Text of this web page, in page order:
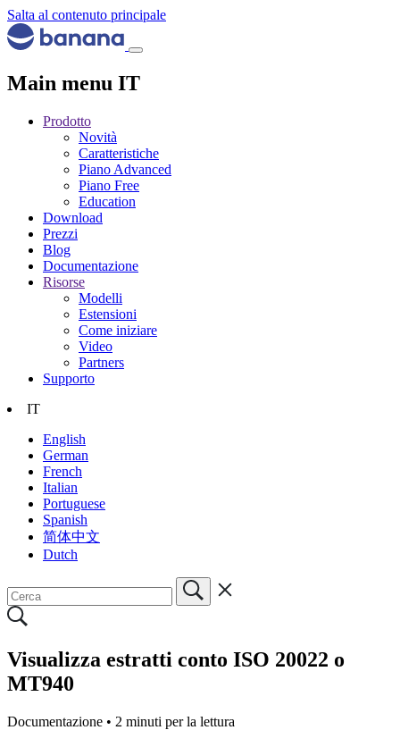
Salta al contenuto principale
Main menu IT
Prodotto
Novità
Caratteristiche
Piano Advanced
Piano Free
Education
Download
Prezzi
Blog
Documentazione
Risorse
Modelli
Estensioni
Come iniziare
Video
Partners
Supporto
IT
English
German
French
Italian
Portuguese
Spanish
简体中文
Dutch
Visualizza estratti conto ISO 20022 o
MT940
Documentazione • 2 minuti per la lettura